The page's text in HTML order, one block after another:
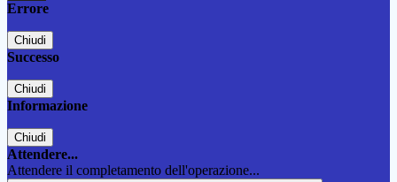
Errore
Chiudi
Successo
Chiudi
Informazione
Chiudi
Attendere...
Attendere il completamento dell'operazione...